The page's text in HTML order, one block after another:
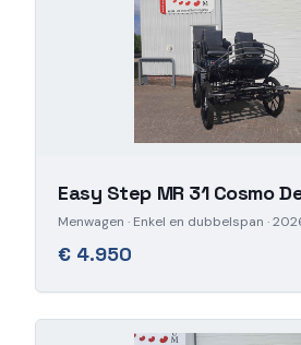
Easy Step MR 31 Cosmo
Menwagen · Enkel en dubbelspan ·
€ 4.950